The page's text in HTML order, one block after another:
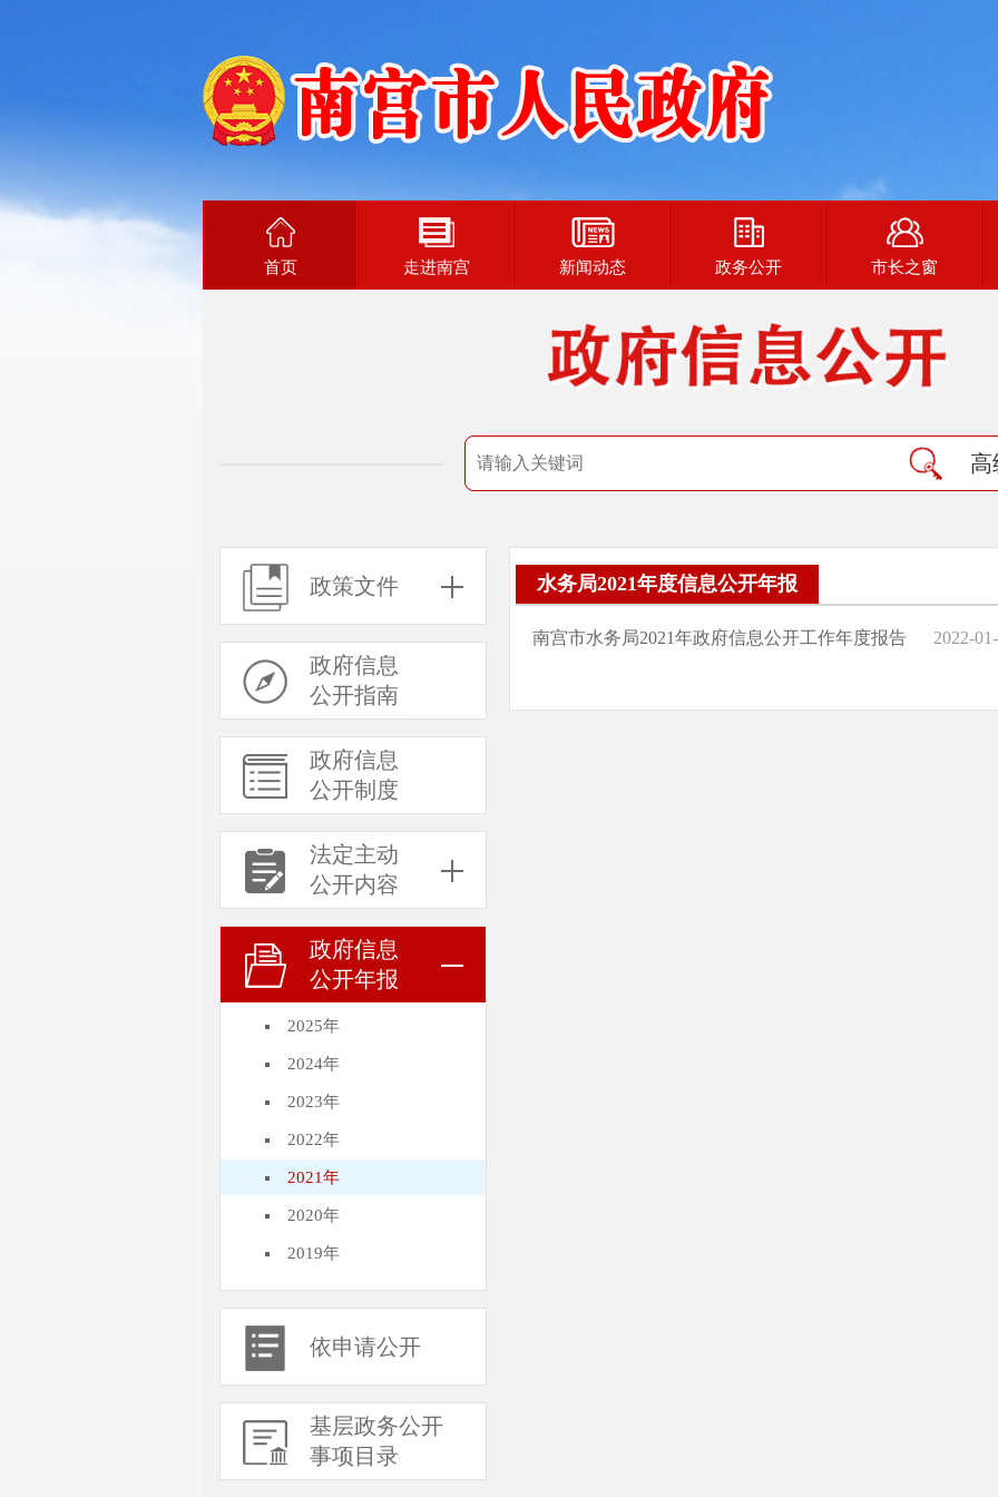
首页 走进南宫 新闻动态 政务公开 市长之窗
高
政策文件
政府信息
公开指南
政府信息
公开制度
法定主动
公开内容
政府信息
公开年报
2025年
2024年
2023年
2022年
2021年
2020年
2019年
依申请公开
基层政务公开
事项目录
水务局2021年度信息公开年报
南宫市水务局2021年政府信息公开工作年度报告 2022-